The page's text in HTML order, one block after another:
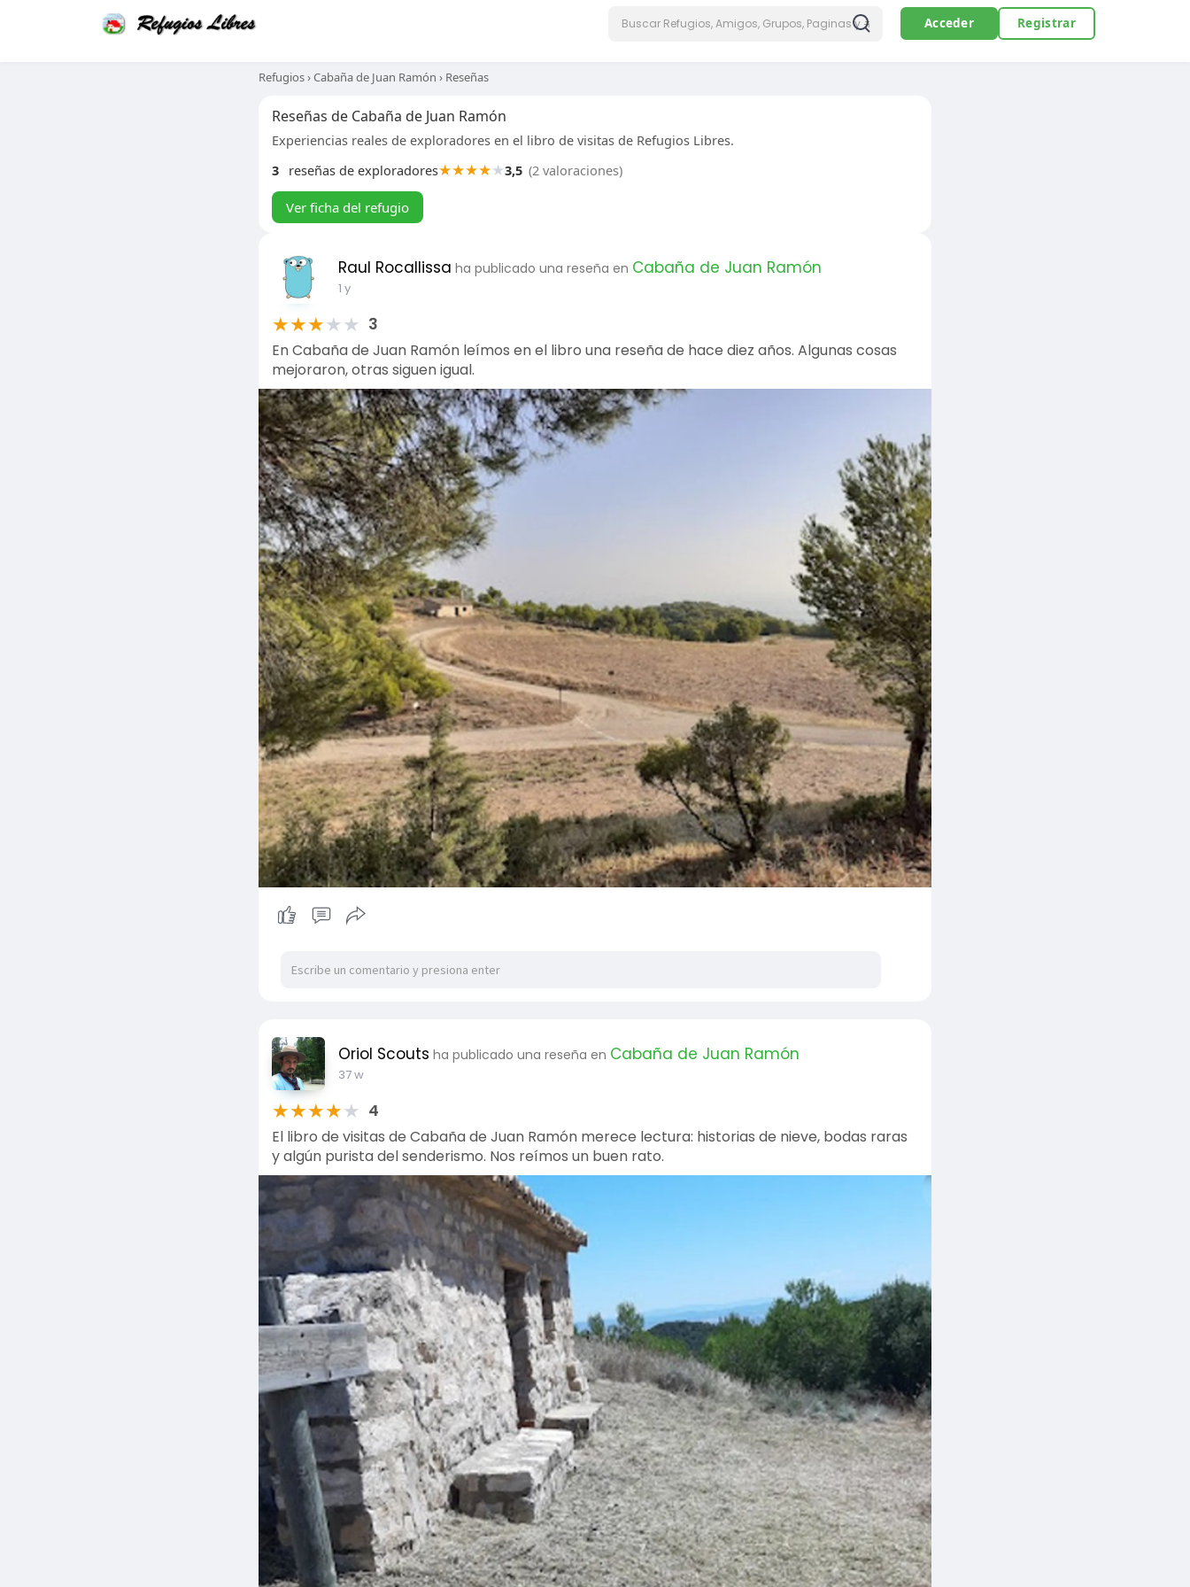
Acceder Registrar
Refugios›Cabaña de Juan Ramón › Reseñas
Reseñas de Cabaña de Juan Ramón
Experiencias reales de exploradores en el libro de visitas de Refugios Libres.
3 reseñas de exploradores★★★★★3,5 (2 valoraciones)
Ver ficha del refugio
Raul Rocallissa ha publicado una reseña en Cabaña de Juan Ramón
1 y
★★★★★ 3
En Cabaña de Juan Ramón leímos en el libro una reseña de hace diez años. Algunas cosas
mejoraron, otras siguen igual.
Oriol Scouts ha publicado una reseña en Cabaña de Juan Ramón
37 w
★★★★★ 4
El libro de visitas de Cabaña de Juan Ramón merece lectura: historias de nieve, bodas raras
y algún purista del senderismo. Nos reímos un buen rato.